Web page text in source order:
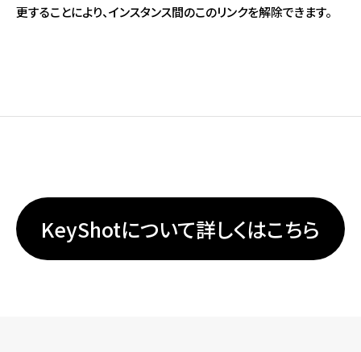
更することにより、インスタンス間のこのリンクを解除できます。
KeyShotについて詳しくはこちら